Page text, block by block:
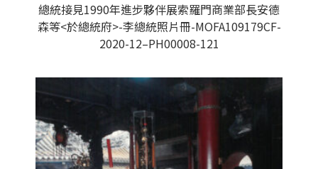
總統接見1990年進步夥伴展索羅門商業部長安德
森等<於總統府>-李總統照片冊-MOFA109179CF-
2020-12–PH00008-121